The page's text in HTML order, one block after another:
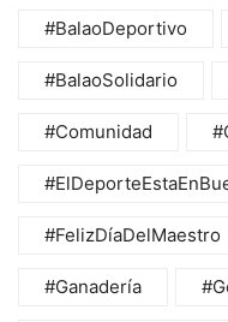
#BalaoDeportivo
#BalaoSolidario
#Comunidad
#FelizDíaDelMaestro
#Ganadería